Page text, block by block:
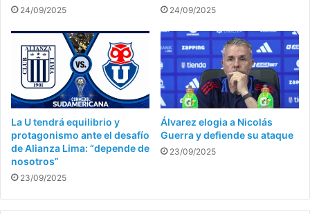
24/09/2025 24/09/2025
La U tendrá equilibrio y
protagonismo ante el desafío
de Alianza Lima: “depende de
nosotros”
23/09/2025
Álvarez elogia a Nicolás
Guerra y defiende su ataque
23/09/2025